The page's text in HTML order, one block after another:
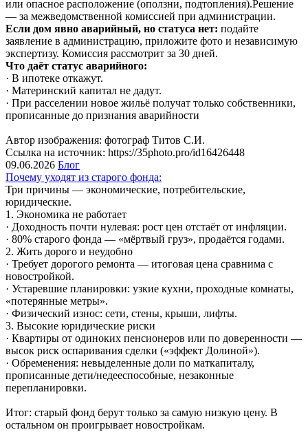
или опасное расположение (оползни, подтопления).Решение
— за межведомственной комиссией при администрации.
Если дом явно аварийный, но статуса нет: подайте
заявление в администрацию, приложите фото и независимую
экспертизу. Комиссия рассмотрит за 30 дней.
Что даёт статус аварийного:
· В ипотеке откажут.
· Материнский капитал не дадут.
· При расселении новое жильё получат только собственники,
прописанные до признания аварийности
Автор изображения: фотограф Титов С.И.
Ссылка на источник: https://35photo.pro/id16426448
09.06.2026 Блог
Почему уходят из старого фонда:
Три причины — экономические, потребительские,
юридические.
1. Экономика не работает
· Доходность почти нулевая: рост цен отстаёт от инфляции.
· 80% старого фонда — «мёртвый груз», продаётся годами.
2. Жить дорого и неудобно
· Требует дорогого ремонта — итоговая цена сравнима с
новостройкой.
· Устаревшие планировки: узкие кухни, проходные комнаты,
«потерянные метры».
· Физический износ: сети, стены, крыши, лифты.
3. Высокие юридические риски
· Квартиры от одиноких пенсионеров или по доверенности —
высок риск оспаривания сделки («эффект Долиной»).
· Обременения: невыделенные доли по маткапиталу,
прописанные дети/недееспособные, незаконные
перепланировки.
Итог: старый фонд берут только за самую низкую цену. В
остальном он проигрывает новостройкам.